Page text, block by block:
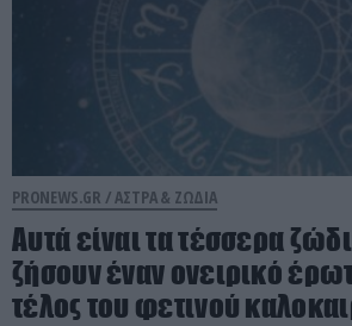
PRONEWS.GR /ΑΣΤΡΑ & ΖΩΔΙΑ
Αυτά είναι τα τέσσερα
ζήσουν έναν ονειρικό
τέλος του φετινού